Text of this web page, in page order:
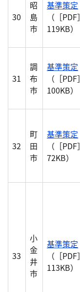
30
昭
島
市
基準策定
（［PDF］
119KB）
31
調
布
市
基準策定
（［PDF］
100KB）
32
町
田
市
基準策定
（［PDF］
72KB）
33
小
金
井
市
基準策定
（［PDF］
113KB）